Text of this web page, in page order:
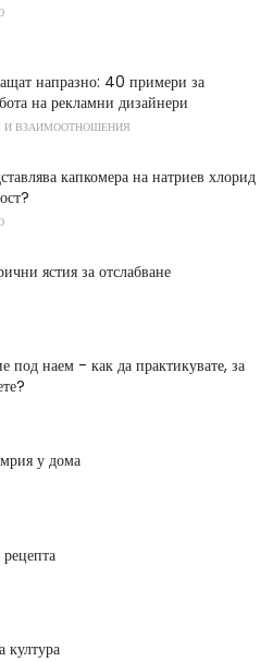
напразно: 40 примери за
на рекламни дизайнери
И ВЗАИМООТНОШЕНИЯ
капкомера на натриев хлорид
ястия за отслабване
под наем - как да практикувате, за
у дома
култура